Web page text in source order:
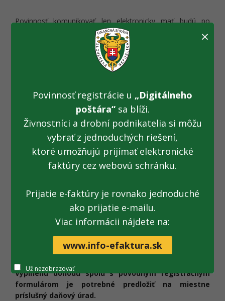
Povinnosť komunikovať len elektronicky mať budú po
a) všetci, ktorí sú platiteľom dane z pridanej hodnoty,
pri správe daní,
c) advokát za daňový subjekt, ktorého zastupuje pri správe
d) zástupca neuvedený v písmenách b) a c) za daňový
subjekt, ktorý je platiteľom dane z pridanej hodnoty,
Podpis dohody je bezplatný. Počas „Týždňov
elektronickej komunikácie“ budú na úradoch
zriadené špecializované pracoviská, kde túto agendu
vybavia podnikatelia bez čakania. Dohoda je
zverejnená nawww.drsr.skv časti elektronická
komunikácia – podmienky využívania AES v bode A) b.
Vyplnenú dohodu spolu s pôvodným registračným
formulárom je potrebné predložiť na miestne
príslušný daňový úrad.
×
Povinnosť registrácie u „Digitálneho
poštára“sa blíži.
Živnostníci a drobní podnikatelia si môžu
vybrať z jednoduchých riešení,
ktoré umožňujú prijímať elektronické
faktúry cez webovú schránku.
Prijatie e-faktúry je rovnako jednoduché
ako prijatie e-mailu.
Viac informácii nájdete na:
www.info-efaktura.sk
Už nezobrazovať